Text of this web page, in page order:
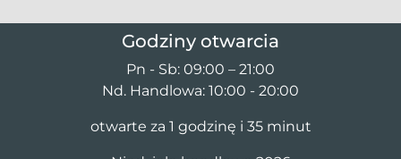
Godziny otwarcia
Pn - Sb: 09:00 – 21:00
Nd. Handlowa: 10:00 - 20:00
otwarte za 1 godzinę i 35 minut